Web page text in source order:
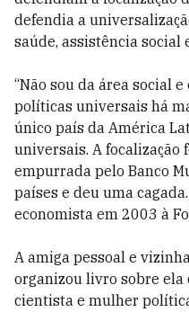
defendia a
saúde, assistência social
“Não sou da área social
políticas universais há
único país da América
universais. A focalização
empurrada pelo Banco
países e deu uma
economista em 2003 à
A amiga pessoal e
organizou livro sobre ela
cientista e mulher